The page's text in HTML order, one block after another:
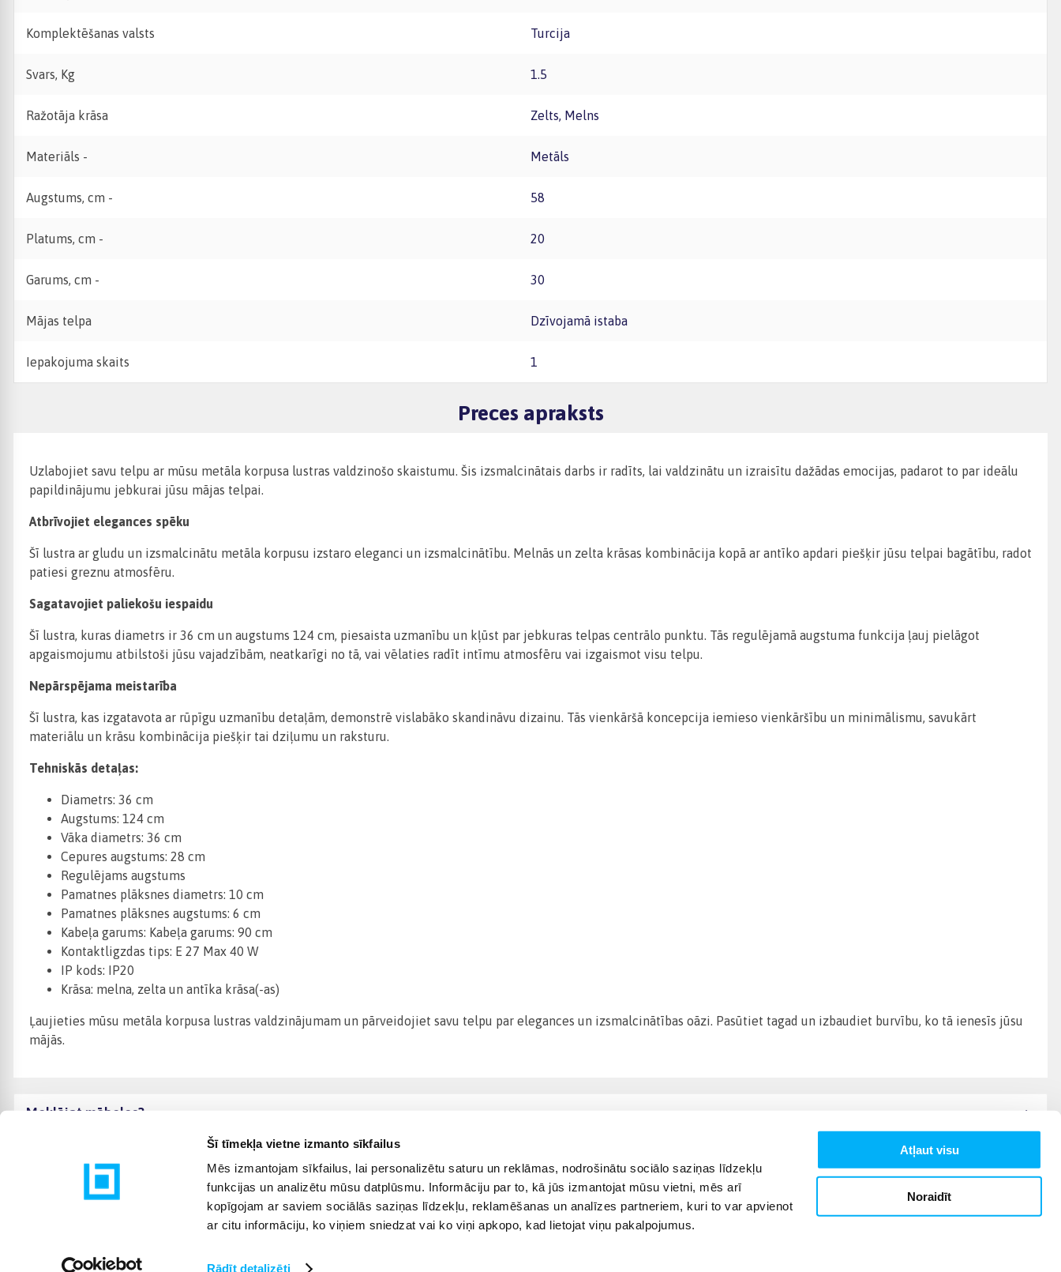
Šī tīmekļa vietne izmanto sīkfailus
Mēs izmantojam sīkfailus, lai personalizētu saturu un reklāmas, nodrošinātu sociālo saziņas līdzekļu
funkcijas un analizētu mūsu datplūsmu. Informāciju par to, kā jūs izmantojat mūsu vietni, mēs arī
kopīgojam ar saviem sociālās saziņas līdzekļu, reklamēšanas un analīzes partneriem, kuri to var apvienot
ar citu informāciju, ko viņiem sniedzat vai ko viņi apkopo, kad lietojat viņu pakalpojumus.
Rādīt detalizēti
Atļaut visu
Noraidīt
Komplektēšanas valsts Turcija
Svars, Kg 1.5
Ražotāja krāsa Zelts, Melns
Materiāls - Metāls
Augstums, cm - 58
Platums, cm - 20
Garums, cm - 30
Mājas telpa Dzīvojamā istaba
Iepakojuma skaits 1
Preces apraksts
Uzlabojiet savu telpu ar mūsu metāla korpusa lustras valdzinošo skaistumu. Šis izsmalcinātais darbs ir radīts, lai valdzinātu un izraisītu dažādas emocijas, padarot to par ideālu
papildinājumu jebkurai jūsu mājas telpai.
Atbrīvojiet elegances spēku
Šī lustra ar gludu un izsmalcinātu metāla korpusu izstaro eleganci un izsmalcinātību. Melnās un zelta krāsas kombinācija kopā ar antīko apdari piešķir jūsu telpai bagātību, radot
patiesi greznu atmosfēru.
Sagatavojiet paliekošu iespaidu
Šī lustra, kuras diametrs ir 36 cm un augstums 124 cm, piesaista uzmanību un kļūst par jebkuras telpas centrālo punktu. Tās regulējamā augstuma funkcija ļauj pielāgot
apgaismojumu atbilstoši jūsu vajadzībām, neatkarīgi no tā, vai vēlaties radīt intīmu atmosfēru vai izgaismot visu telpu.
Nepārspējama meistarība
Šī lustra, kas izgatavota ar rūpīgu uzmanību detaļām, demonstrē vislabāko skandināvu dizainu. Tās vienkāršā koncepcija iemieso vienkāršību un minimālismu, savukārt
materiālu un krāsu kombinācija piešķir tai dziļumu un raksturu.
Tehniskās detaļas:
Diametrs: 36 cm
Augstums: 124 cm
Vāka diametrs: 36 cm
Cepures augstums: 28 cm
Regulējams augstums
Pamatnes plāksnes diametrs: 10 cm
Pamatnes plāksnes augstums: 6 cm
Kabeļa garums: Kabeļa garums: 90 cm
Kontaktligzdas tips: E 27 Max 40 W
IP kods: IP20
Krāsa: melna, zelta un antīka krāsa(-as)
Ļaujieties mūsu metāla korpusa lustras valdzinājumam un pārveidojiet savu telpu par elegances un izsmalcinātības oāzi. Pasūtiet tagad un izbaudiet burvību, ko tā ienesīs jūsu
mājās.
Meklējat mēbeles?